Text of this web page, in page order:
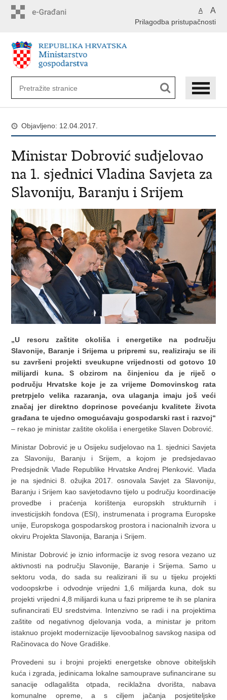
A A
Prilagodba pristupačnosti
Objavljeno: 12.04.2017.
Ministar Dobrović sudjelovao
na 1. sjednici Vladina Savjeta za
Slavoniju, Baranju i Srijem
„U resoru zaštite okoliša i energetike na području
Slavonije, Baranje i Srijema u pripremi su, realiziraju se ili
su završeni projekti sveukupne vrijednosti od gotovo 10
milijardi kuna. S obzirom na činjenicu da je riječ o
području Hrvatske koje je za vrijeme Domovinskog rata
pretrpjelo velika razaranja, ova ulaganja imaju još veći
značaj jer direktno doprinose povećanju kvalitete života
građana te ujedno omogućavaju gospodarski rast i razvoj“
– rekao je ministar zaštite okoliša i energetike Slaven Dobrović.
Ministar Dobrović je u Osijeku sudjelovao na 1. sjednici Savjeta
za Slavoniju, Baranju i Srijem, a kojom je predsjedavao
Predsjednik Vlade Republike Hrvatske Andrej Plenković. Vlada
je na sjednici 8. ožujka 2017. osnovala Savjet za Slavoniju,
Baranju i Srijem kao savjetodavno tijelo u području koordinacije
provedbe i praćenja korištenja europskih strukturnih i
investicijskih fondova (ESI), instrumenata i programa Europske
unije, Europskoga gospodarskog prostora i nacionalnih izvora u
okviru Projekta Slavonija, Baranja i Srijem.
Ministar Dobrović je iznio informacije iz svog resora vezano uz
aktivnosti na području Slavonije, Baranje i Srijema. Samo u
sektoru voda, do sada su realizirani ili su u tijeku projekti
vodoopskrbe i odvodnje vrijedni 1,6 milijarda kuna, dok su
projekti vrijedni 4,8 milijardi kuna u fazi pripreme te ih se planira
sufinancirati EU sredstvima. Intenzivno se radi i na projektima
zaštite od negativnog djelovanja voda, a ministar je pritom
istaknuo projekt modernizacije lijevoobalnog savskog nasipa od
Račinovaca do Nove Gradiške.
Provedeni su i brojni projekti energetske obnove obiteljskih
kuća i zgrada, jedinicama lokalne samouprave sufinancirane su
sanacije odlagališta otpada, reciklažna dvorišta, nabava
komunalne opreme, a s ciljem jačanja posjetiteljske